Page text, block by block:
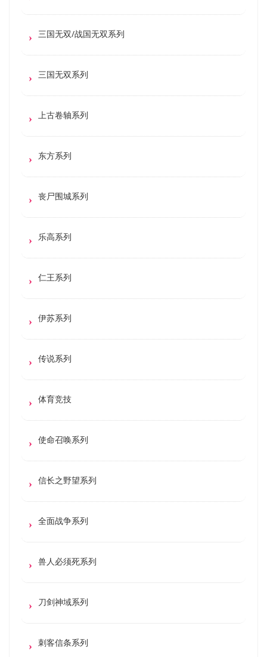
三国无双/战国无双系列
三国无双系列
上古卷轴系列
东方系列
丧尸围城系列
乐高系列
仁王系列
伊苏系列
传说系列
体育竞技
使命召唤系列
信长之野望系列
全面战争系列
兽人必须死系列
刀剑神域系列
刺客信条系列